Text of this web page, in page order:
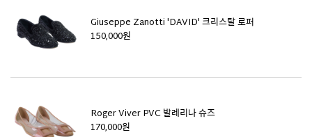
Giuseppe Zanotti 'DAVID' 크리스탈 로퍼
150,000원
Roger Viver PVC 발레리나 슈즈
170,000원